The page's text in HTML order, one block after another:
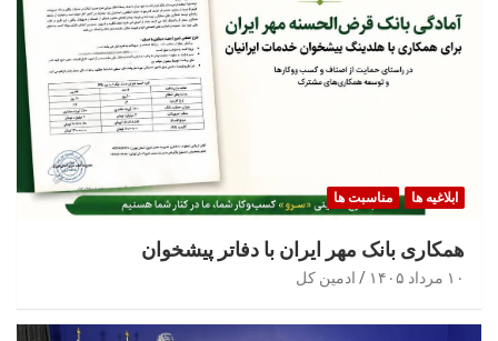
ابلاغیه ها مناسبت ها
همکاری بانک مهر ایران با دفاتر پیشخوان
۱۰ مرداد ۱۴۰۵ ادمین کل